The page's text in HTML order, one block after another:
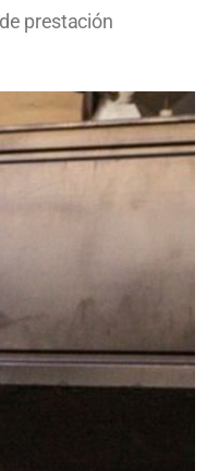
prestación